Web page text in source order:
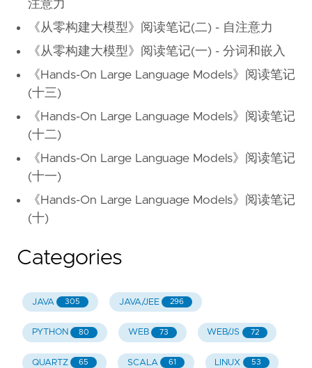
注意力
《从零构建大模型》阅读笔记(二) - 自注意力
《从零构建大模型》阅读笔记(一) - 分词和嵌入
《Hands-On Large Language Models》阅读笔记
(十三)
《Hands-On Large Language Models》阅读笔记
(十二)
《Hands-On Large Language Models》阅读笔记
(十一)
《Hands-On Large Language Models》阅读笔记
(十)
Categories
JAVA 305 JAVA/JEE 296
PYTHON 80 WEB 73 WEB/JS 72
QUARTZ 65 SCALA 61 LINUX 53